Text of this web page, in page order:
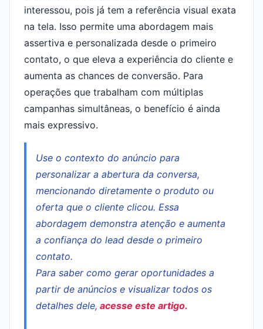
interessou, pois já tem a referência visual exata
na tela. Isso permite uma abordagem mais
assertiva e personalizada desde o primeiro
contato, o que eleva a experiência do cliente e
aumenta as chances de conversão. Para
operações que trabalham com múltiplas
campanhas simultâneas, o benefício é ainda
mais expressivo.
Use o contexto do anúncio para
personalizar a abertura da conversa,
mencionando diretamente o produto ou
oferta que o cliente clicou. Essa
abordagem demonstra atenção e aumenta
a confiança do lead desde o primeiro
contato.
Para saber como gerar oportunidades a
partir de anúncios e visualizar todos os
detalhes dele, acesse este artigo.